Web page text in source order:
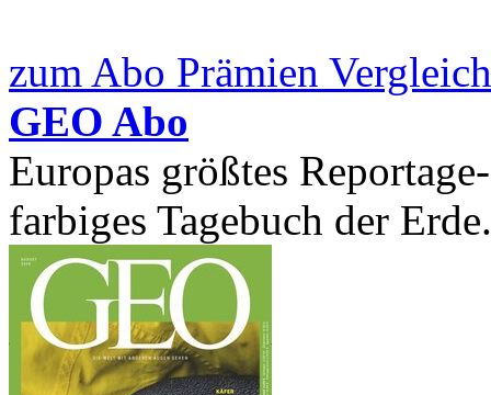
zum Abo Prämien
GEO Abo
Europas größtes
farbiges Tagebuch der